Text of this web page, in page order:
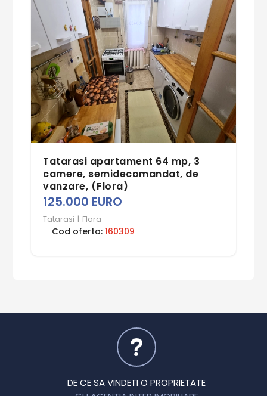
Tatarasi apartament 64 mp, 3
camere, semidecomandat, de
vanzare, (Flora)
125.000 EURO
Tatarasi | Flora
Cod oferta:160309
DE CE SA VINDETI O PROPRIETATE